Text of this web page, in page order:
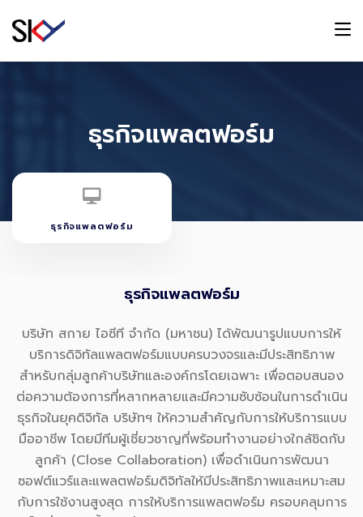
ธุรกิจแพลตฟอร์ม
ธุรกิจแพลตฟอร์ม
ธุรกิจแพลตฟอร์ม
บริษัท สกาย ไอซีที จำกัด (มหาชน) ได้พัฒนารูปแบบการให้
บริการดิจิทัลแพลตฟอร์มแบบครบวงจรและมีประสิทธิภาพ
สำหรับกลุ่มลูกค้าบริษัทและองค์กรโดยเฉพาะ เพื่อตอบสนอง
ต่อความต้องการที่หลากหลายและมีความซับซ้อนในการดำเนิน
ธุรกิจในยุคดิจิทัล บริษัทฯ ให้ความสำคัญกับการให้บริการแบบ
มืออาชีพ โดยมีทีมผู้เชี่ยวชาญที่พร้อมทำงานอย่างใกล้ชิดกับ
ลูกค้า (Close Collaboration) เพื่อดำเนินการพัฒนา
ซอฟต์แวร์และแพลตฟอร์มดิจิทัลให้มีประสิทธิภาพและเหมาะสม
กับการใช้งานสูงสุด การให้บริการแพลตฟอร์ม ครอบคลุมการ